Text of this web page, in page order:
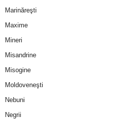
Marinăreşti
Maxime
Mineri
Misandrine
Misogine
Moldoveneşti
Nebuni
Negrii